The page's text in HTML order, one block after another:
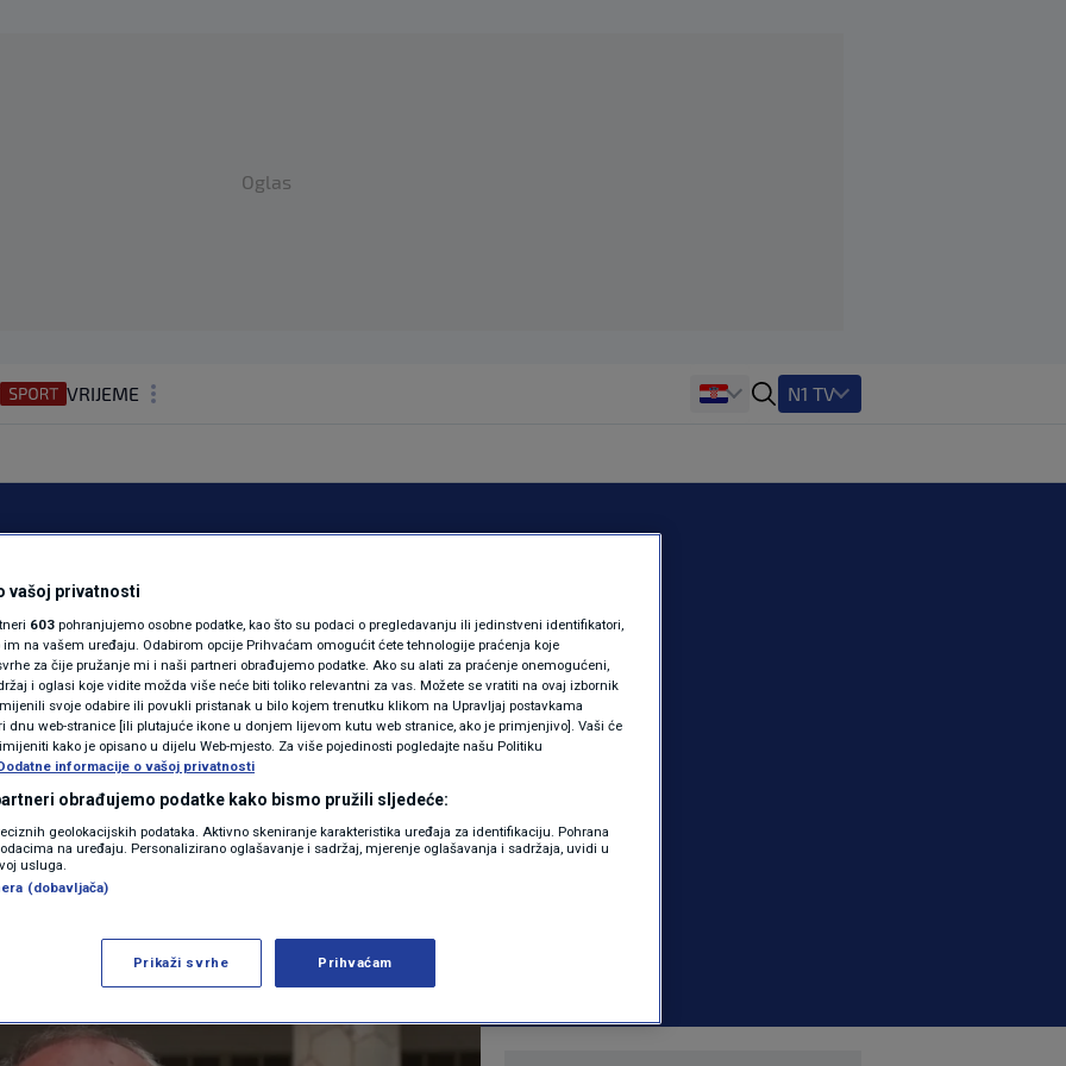
Oglas
VRIJEME
REGIJA
MAGAZIN
KOLUMNE
N1(DIS)INFO
KLIMATSKE PROMJENE
FOTO
VIDEO
N1 TV
pismo
minuta sam
pročitao Vašu
VIJESTI komentar
Više
vašoj privatnosti
603 pohranjujemo osobne podatke, kao što su podaci o pregledavanju ili jedinstveni identifikatori,
na vašem uređaju. Odabirom opcije Prihvaćam omogućit ćete tehnologije praćenja koje
za čije pružanje mi i naši partneri obrađujemo podatke. Ako su alati za praćenje onemogućeni,
i oglasi koje vidite možda više neće biti toliko relevantni za vas. Možete se vratiti na ovaj izbornik
svoje odabire ili povukli pristanak u bilo kojem trenutku klikom na Upravljaj postavkama
dnu web-stranice [ili plutajuće ikone u donjem lijevom kutu web stranice, ako je primjenjivo]. Vaši će
kako je opisano u dijelu Web-mjesto. Za više pojedinosti pogledajte našu Politiku
informacije o vašoj privatnosti
obrađujemo podatke kako bismo pružili sljedeće:
geolokacijskih podataka. Aktivno skeniranje karakteristika uređaja za identifikaciju. Pohrana
na uređaju. Personalizirano oglašavanje i sadržaj, mjerenje oglašavanja i sadržaja, uvidi u
usluga.
(dobavljača)
Prikaži svrhe Prihvaćam